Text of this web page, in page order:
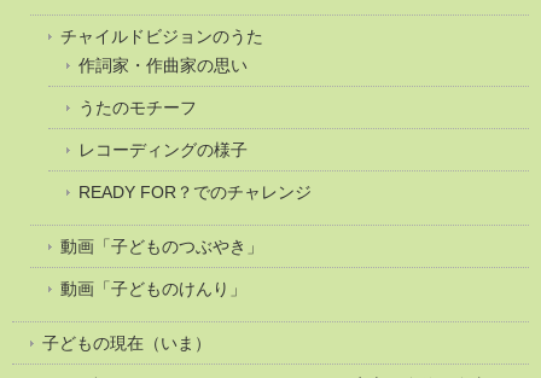
チャイルドビジョンのうた
作詞家・作曲家の思い
うたのモチーフ
レコーディングの様子
READY FOR？でのチャレンジ
動画「子どものつぶやき」
動画「子どものけんり」
子どもの現在（いま）